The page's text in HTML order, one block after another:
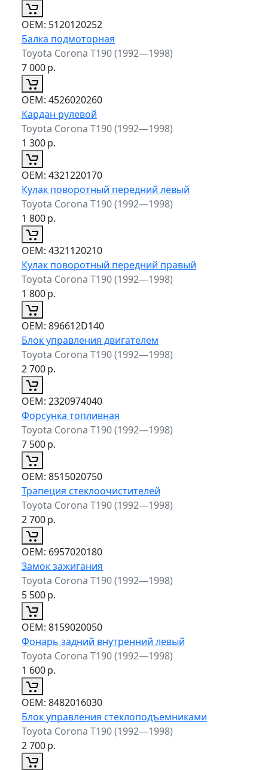
ОЕМ: 5120120252
Балка подмоторная
Toyota Corona T190 (1992—1998)
7 000р.
ОЕМ: 4526020260
Кардан рулевой
Toyota Corona T190 (1992—1998)
1 300р.
ОЕМ: 4321220170
Кулак поворотный передний левый
Toyota Corona T190 (1992—1998)
1 800р.
ОЕМ: 4321120210
Кулак поворотный передний правый
Toyota Corona T190 (1992—1998)
1 800р.
ОЕМ: 896612D140
Блок управления двигателем
Toyota Corona T190 (1992—1998)
2 700р.
ОЕМ: 2320974040
Форсунка топливная
Toyota Corona T190 (1992—1998)
7 500р.
ОЕМ: 8515020750
Трапеция стеклоочистителей
Toyota Corona T190 (1992—1998)
2 700р.
ОЕМ: 6957020180
Замок зажигания
Toyota Corona T190 (1992—1998)
5 500р.
ОЕМ: 8159020050
Фонарь задний внутренний левый
Toyota Corona T190 (1992—1998)
1 600р.
ОЕМ: 8482016030
Блок управления стеклоподъемниками
Toyota Corona T190 (1992—1998)
2 700р.